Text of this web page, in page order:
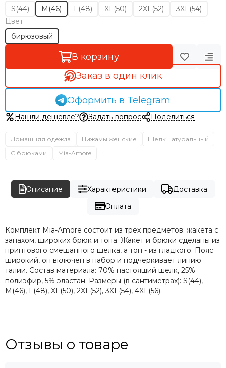
S(44)
M(46) L(48) XL(50) 2XL(52)
3XL(54)
Цвет
бирюзовый
В корзину
Заказ в один клик
Оформить в Telegram
Нашли дешевле? Задать вопрос Поделиться
Домашняя одежда Пижамы женские
Шелк натуральный
С брюками
Mia-Amore
Описание Характеристики
Доставка
Оплата
Комплект Mia-Amore состоит из трех предметов: жакета с
запахом, широких брюк и топа. Жакет и брюки сделаны из
принтового смешанного шелка, а топ - из гладкого. Пояс
широкий, он включен в набор и подчеркивает линию
талии. Состав материала: 70% настоящий шелк, 25%
полиэфир, 5% эластан. Размеры (в сантиметрах): S(44),
М(46), L(48), XL(50), 2XL(52), 3XL(54), 4XL(56).
Отзывы о товаре